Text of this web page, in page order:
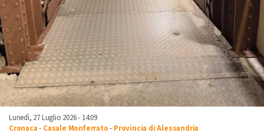
Lunedì, 27 Luglio 2026 - 14:09
Cronaca- Casale Monferrato- Provincia di Alessandria